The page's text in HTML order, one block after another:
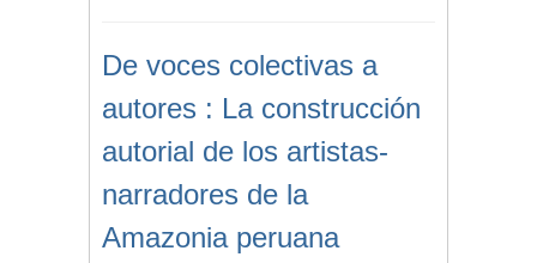
De voces colectivas a
autores : La construcción
autorial de los artistas-
narradores de la
Amazonia peruana